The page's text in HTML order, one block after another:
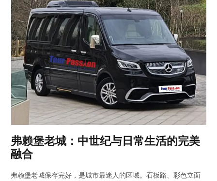
弗赖堡老城：中世纪与日常生活的完美
融合
弗赖堡老城保存完好，是城市最迷人的区域。石板路、彩色立面